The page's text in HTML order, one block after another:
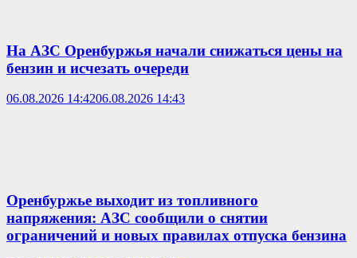
На АЗС Оренбуржья начали снижаться цены на
бензин и исчезать очереди
06.08.2026 14:4206.08.2026 14:43
Оренбуржье выходит из топливного
напряжения: АЗС сообщили о снятии
ограничений и новых правилах отпуска бензина